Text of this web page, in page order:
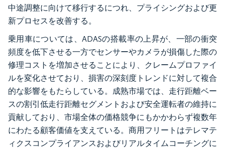
中途調整に向けて移行するにつれ、プライシングおよび更
新プロセスを改善する。
乗用車については、ADASの搭載率の上昇が、一部の衝突
頻度を低下させる一方でセンサーやカメラが損傷した際の
修理コストを増加させることにより、クレームプロファイ
ルを変化させており、損害の深刻度トレンドに対して複合
的な影響をもたらしている。成熟市場では、走行距離ベー
スの割引低走行距離セグメントおよび安全運転者の維持に
貢献しており、市場全体の価格競争にもかかわらず複数年
にわたる顧客価値を支えている。商用フリートはテレマテ
ィクスコンプライアンスおよびリアルタイムコーチングに